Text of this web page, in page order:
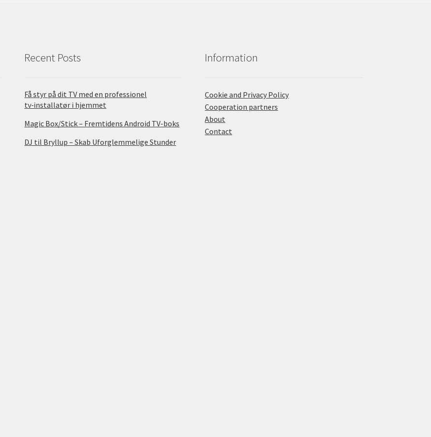
Recent Posts
Få styr på dit TV med en professionel
tv‑installatør i hjemmet
Magic Box/Stick – Fremtidens Android TV-boks
DJ til Bryllup – Skab Uforglemmelige Stunder
Information
Cookie and Privacy Policy
Cooperation partners
About
Contact